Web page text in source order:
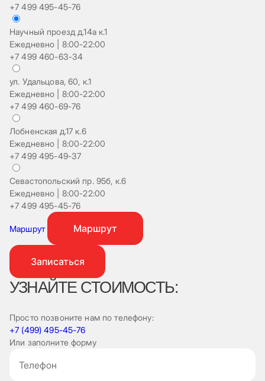
+7 499 495-45-76
Научный проезд д.14а к.1
Ежедневно | 8:00-22:00
+7 499 460-63-34
ул. Удальцова, 60, к.1
Ежедневно | 8:00-22:00
+7 499 460-69-76
Лобненская д.17 к.6
Ежедневно | 8:00-22:00
+7 499 495-49-37
Севастопольский пр. 95б, к.6
Ежедневно | 8:00-22:00
+7 499 495-45-76
Маршрут Маршрут
Записаться
УЗНАЙТЕ СТОИМОСТЬ:
Просто позвоните нам по телефону:
+7 (499) 495-45-76
Или заполните форму